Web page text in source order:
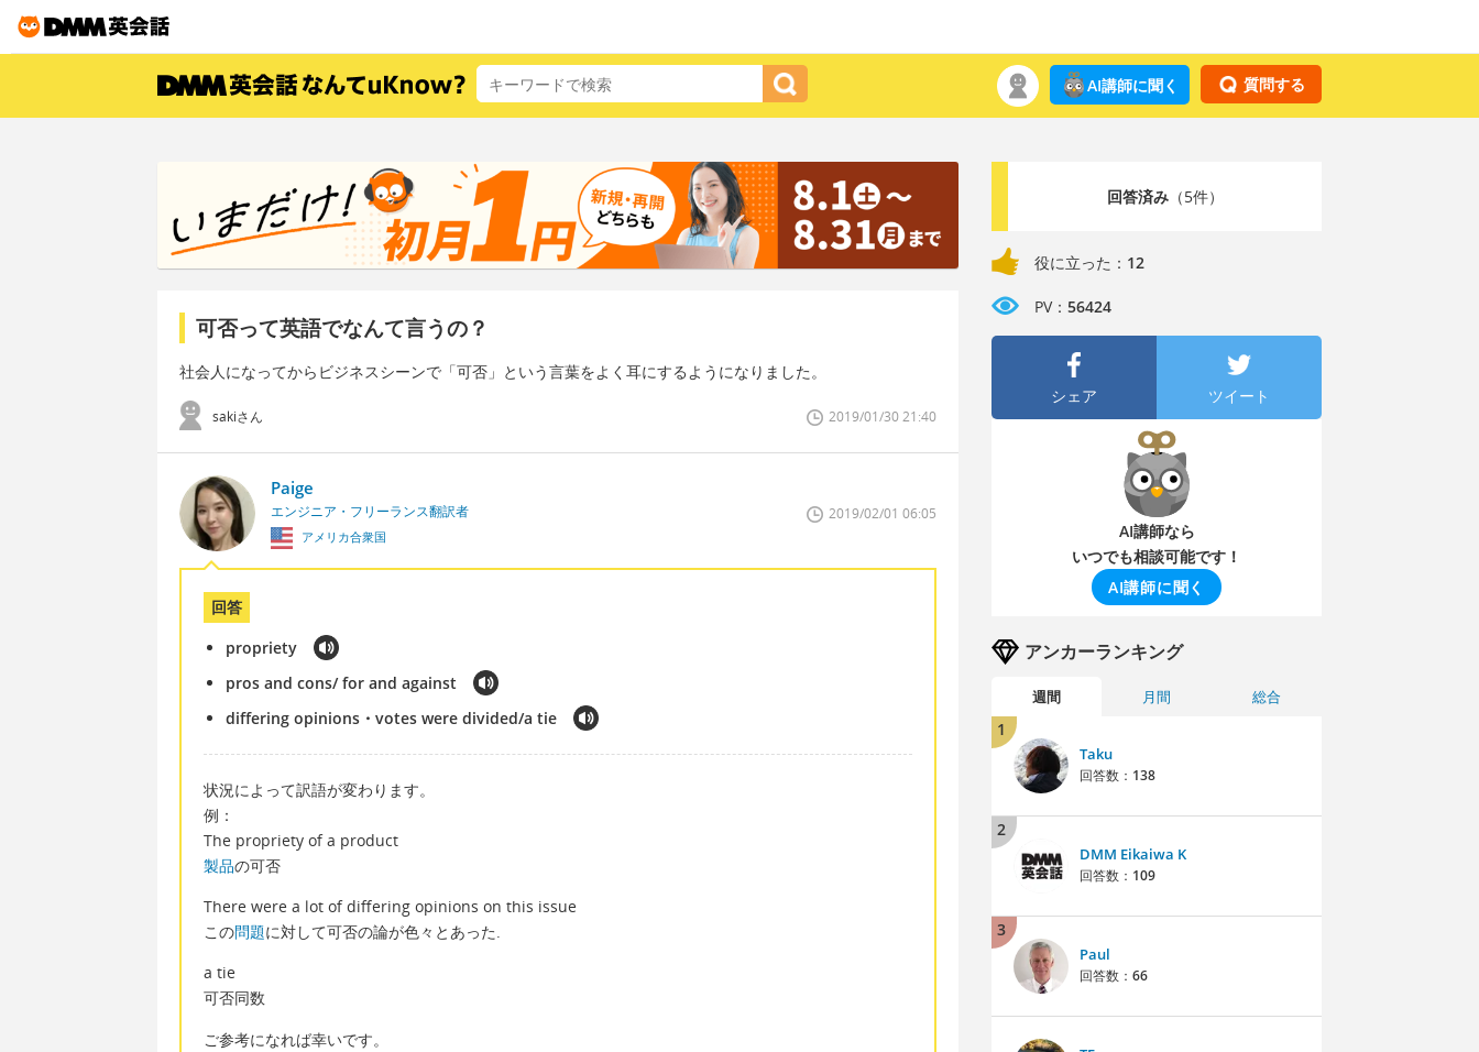
質問する
AI講師に聞く
可否って英語でなんて言うの？
社会人になってからビジネスシーンで「可否」という言葉をよく耳にするようになりました。
sakiさん 2019/01/30 21:40
Paige
エンジニア・フリーランス翻訳者
アメリカ合衆国
2019/02/01 06:05
回答
propriety
pros and cons/ for and against
differing opinions・votes were divided/a tie
状況によって訳語が変わります。
例：
The propriety of a product
製品の可否
There were a lot of differing opinions on this issue
この問題に対して可否の論が色々とあった.
a tie
可否同数
ご参考になれば幸いです。
回答済み（5件）
役に立った： 12
PV： 56424
シェア ツイート
AI講師なら
いつでも相談可能です！
AI講師に聞く
アンカーランキング
週間 月間 総合
1
Taku
回答数： 138
2
DMM Eikaiwa K
回答数： 109
3
Paul
回答数： 66